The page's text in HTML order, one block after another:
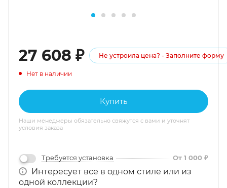
27 608 ₽ Не устроила цена? - Заполните форму
Нет в наличии
Купить
Наши менеджеры обязательно свяжутся с вами и уточнят
условия заказа
Требуется установка От 1 000 ₽
Интересует все в одном стиле или из
одной коллекции?